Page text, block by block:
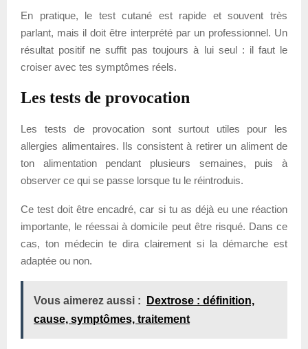
En pratique, le test cutané est rapide et souvent très
parlant, mais il doit être interprété par un professionnel. Un
résultat positif ne suffit pas toujours à lui seul : il faut le
croiser avec tes symptômes réels.
Les tests de provocation
Les tests de provocation sont surtout utiles pour les
allergies alimentaires. Ils consistent à retirer un aliment de
ton alimentation pendant plusieurs semaines, puis à
observer ce qui se passe lorsque tu le réintroduis.
Ce test doit être encadré, car si tu as déjà eu une réaction
importante, le réessai à domicile peut être risqué. Dans ce
cas, ton médecin te dira clairement si la démarche est
adaptée ou non.
Vous aimerez aussi :
Dextrose : définition,
cause, symptômes, traitement